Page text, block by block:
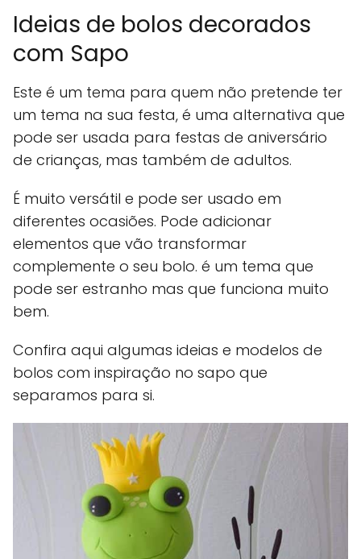
Ideias de bolos decorados
com Sapo
Este é um tema para quem não pretende ter
um tema na sua festa, é uma alternativa que
pode ser usada para festas de aniversário
de crianças, mas também de adultos.
É muito versátil e pode ser usado em
diferentes ocasiões. Pode adicionar
elementos que vão transformar
complemente o seu bolo. é um tema que
pode ser estranho mas que funciona muito
bem.
Confira aqui algumas ideias e modelos de
bolos com inspiração no sapo que
separamos para si.